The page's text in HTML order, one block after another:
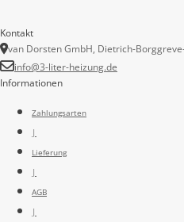
Informationen
Zahlungsarten
|
Lieferung
|
AGB
|
Kontakt
van Dorsten GmbH, Dietrich-
info@3-liter-heizung.de